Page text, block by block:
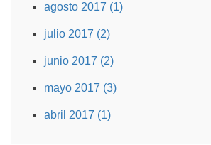
agosto 2017 (1)
julio 2017 (2)
junio 2017 (2)
mayo 2017 (3)
abril 2017 (1)